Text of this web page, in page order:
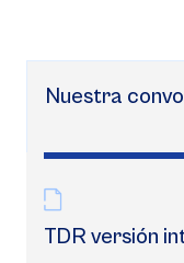
Nuestra
TDR versión